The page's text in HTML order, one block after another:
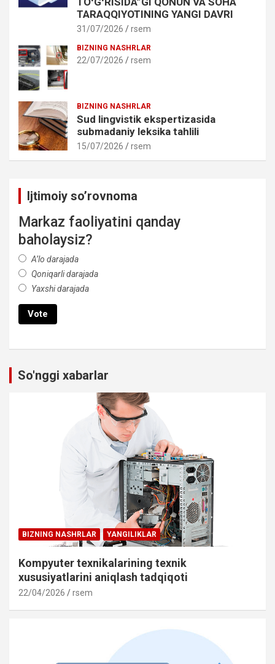
TARAQQIYOTINING YANGI DAVRI
31/07/2026 rsem
BIZNING NASHRLAR
22/07/2026 rsem
BIZNING NASHRLAR
Sud lingvistik ekspertizasida
submadaniy leksika tahlili
15/07/2026 rsem
Ijtimoiy so’rovnoma
Markaz faoliyatini qanday
baholaysiz?
A’lo darajada
Qoniqarli darajada
Yaxshi darajada
So'nggi xabarlar
BIZNING NASHRLAR YANGILIKLAR
Kompyuter texnikalarining texnik
xususiyatlarini aniqlash tadqiqoti
22/04/2026 rsem